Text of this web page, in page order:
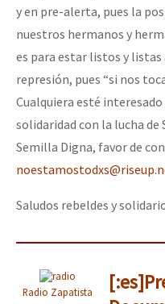
y en pre-alerta, pues la
nuestros hermanos y
es para estar listos y listas
represión, pues “si nos
Cualquiera esté
solidaridad con la lucha de
Semilla Digna, favor de
Saludos rebeldes y
Radio Zapatista